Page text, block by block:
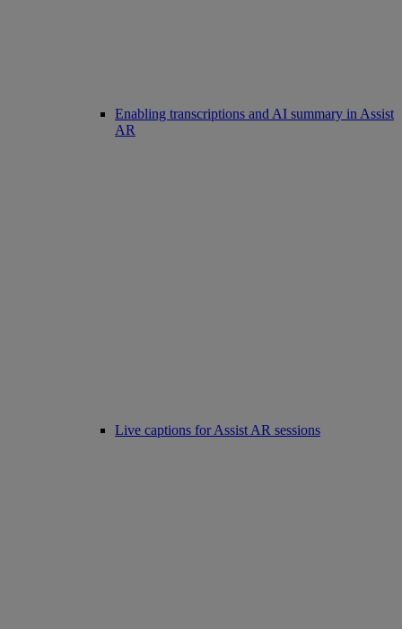
Enabling transcriptions and AI summary in Assist
AR
Live captions for Assist AR sessions